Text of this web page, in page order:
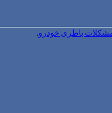
باطری خودرو.